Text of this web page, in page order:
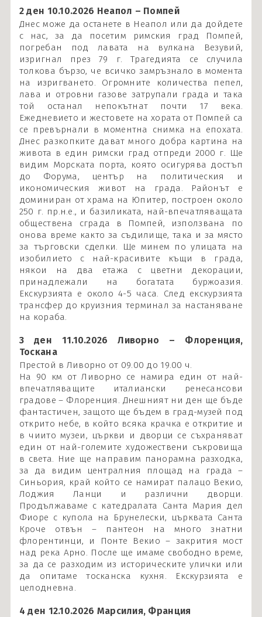
2 ден 10.10.2026 Неапол – Помпей
Днес може да останете в Неапол или да дойдете
с нас, за да посетим римския град Помпей,
погребан под лавата на вулкана Везувий,
изригнал през 79 г. Трагедията се случила
толкова бързо, че всичко замръзнало в момента
на изригването. Огромните количества пепел,
лава и отровни газове затрупали града и така
той останал непокътнат почти 17 века.
Ежедневието и жестовете на хората от Помпей са
се превърнали в моментна снимка на епохата.
Днес разкопките дават много добра картина на
живота в един римски град отпреди 2000 г. Ще
видим Морската порта, която осигурява достъп
до Форума, център на политическия и
икономическия живот на града. Районът е
доминиран от храма на Юпитер, построен около
250 г. пр.н.е., и базиликата, най-впечатляващата
обществена сграда в Помпей, използвана по
онова време както за съдилище, така и за място
за търговски сделки. Ще минем по улицата на
изобилието с най-красивите къщи в града,
някои на два етажа с цветни декорации,
принадлежали на богатата буржоазия.
Екскурзията е около 4-5 часа. След екскурзията
трансфер до круизния терминал за настаняване
на кораба.
3 ден 11.10.2026 Ливорно – Флоренция,
Тоскана
Престой в Ливорно от 09.00 до 19.00 ч.
На 90 км от Ливорно се намира един от най-
впечатляващите италиански ренесансови
градове – Флоренция. Днешният ни ден ще бъде
фантастичен, защото ще бъдем в град-музей под
открито небе, в който всяка крачка е откритие и
в чиито музеи, църкви и дворци се съхраняват
един от най-големите художествени съкровища
в света. Ние ще направим панорамна разходка,
за да видим централния площад на града –
Синьория, край който се намират палацо Векио,
Лоджия Ланци и различни дворци.
Продължаваме с катедралата Санта Мария дел
Фиоре с купола на Брунелески, църквата Санта
Кроче отвън – пантеон на много знатни
флорентинци, и Понте Векио – закрития мост
над река Арно. После ще имаме свободно време,
за да се разходим из историческите улички или
да опитаме тосканска кухня. Екскурзията е
целодневна.
4 ден 12.10.2026 Марсилия, Франция